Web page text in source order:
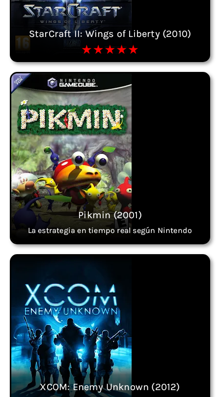
StarCraft II: Wings of Liberty (2010)
Pikmin (2001)
La estrategia en tiempo real según Nintendo
XCOM: Enemy Unknown (2012)